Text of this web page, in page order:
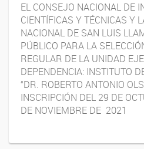
EL CONSEJO NACIONAL DE
CIENTÍFICAS Y TÉCNICAS Y
NACIONAL DE SAN LUIS
PÚBLICO PARA LA
REGULAR DE LA UNIDAD
DEPENDENCIA: INSTITUTO
“DR. ROBERTO ANTONIO
INSCRIPCIÓN DEL 29 DE
DE NOVIEMBRE DE 2021